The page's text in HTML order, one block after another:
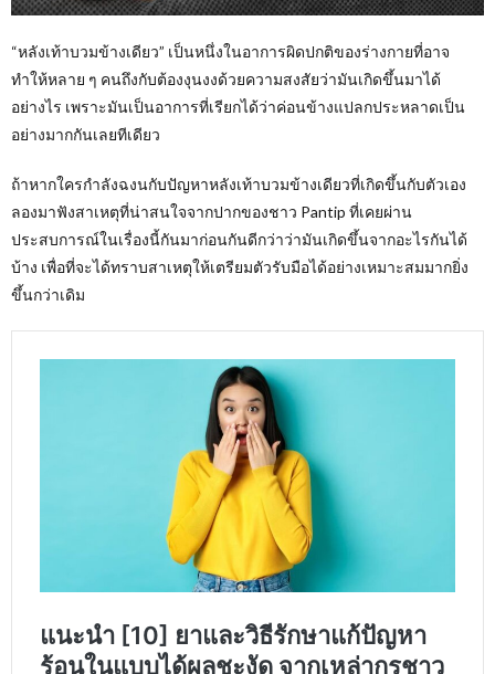
“หลังเท้าบวมข้างเดียว” เป็นหนึ่งในอาการผิดปกติของร่างกายที่อาจ
ทำให้หลาย ๆ คนถึงกับต้องงุนงงด้วยความสงสัยว่ามันเกิดขึ้นมาได้
อย่างไร เพราะมันเป็นอาการที่เรียกได้ว่าค่อนข้างแปลกประหลาดเป็น
อย่างมากกันเลยทีเดียว
ถ้าหากใครกำลังฉงนกับปัญหาหลังเท้าบวมข้างเดียวที่เกิดขึ้นกับตัวเอง
ลองมาฟังสาเหตุที่น่าสนใจจากปากของชาว Pantip ที่เคยผ่าน
ประสบการณ์ในเรื่องนี้กันมาก่อนกันดีกว่าว่ามันเกิดขึ้นจากอะไรกันได้
บ้าง เพื่อที่จะได้ทราบสาเหตุให้เตรียมตัวรับมือได้อย่างเหมาะสมมากยิ่ง
ขึ้นกว่าเดิม